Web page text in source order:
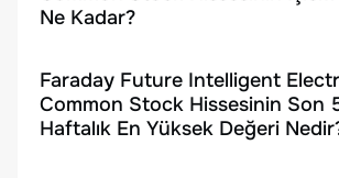
Ne Kadar?
Faraday Future Intelligent
Common Stock Hissesinin Son
Haftalık En Yüksek Değeri